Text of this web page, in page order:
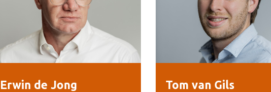
Erwin de Jong Tom van Gils